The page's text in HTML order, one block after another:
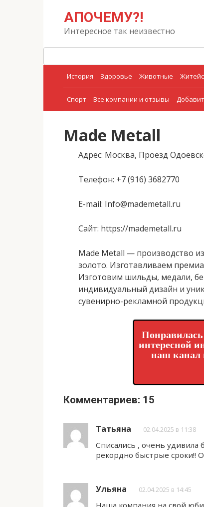
АПОЧЕМУ?!
Интересное так неизвестно
История Здоровье Животные
Спорт Все компании и отзывы
Made Metall
Адрес: Москва, Проезд
Телефон: +7 (916) 3682770
E-mail: Info@mademetall.ru
Сайт: https://mademetall.ru
Made Metall — производство
золото. Изготавливаем
Изготовим шильды, медали,
индивидуальный дизайн и
сувенирно-рекламной
интересной
наш канал
Комментариев: 15
Татьяна 02.04.2025 в 11:38
Списались , очень удивила
рекордно быстрые сроки!!
Ульяна 02.04.2025 в 14:45
Наша компания на свой